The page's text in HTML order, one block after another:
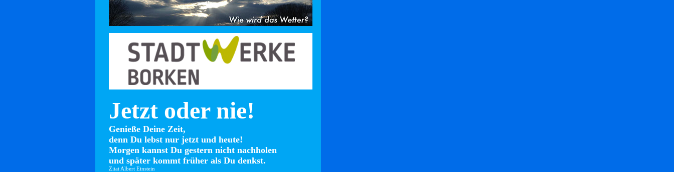
Jetzt oder nie!
Genieße Deine Zeit,
denn Du lebst nur jetzt und heute!
Morgen kannst Du gestern nicht nachholen
und später kommt früher als Du denkst.
Zitat Albert Einstein